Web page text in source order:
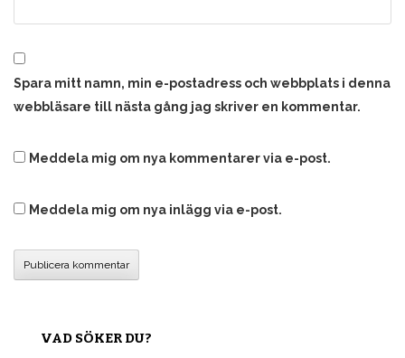
Spara mitt namn, min e-postadress och webbplats i denna
webbläsare till nästa gång jag skriver en kommentar.
Meddela mig om nya kommentarer via e-post.
Meddela mig om nya inlägg via e-post.
VAD SÖKER DU?